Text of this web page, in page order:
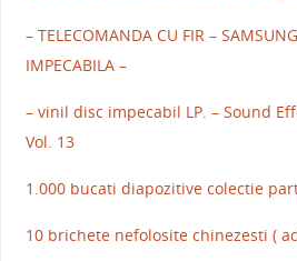
– TELECOMANDA CU FIR –
IMPECABILA –
– vinil disc impecabil LP. – Sound
Vol. 13
1.000 bucati diapozitive colectie
10 brichete nefolosite chinezesti (